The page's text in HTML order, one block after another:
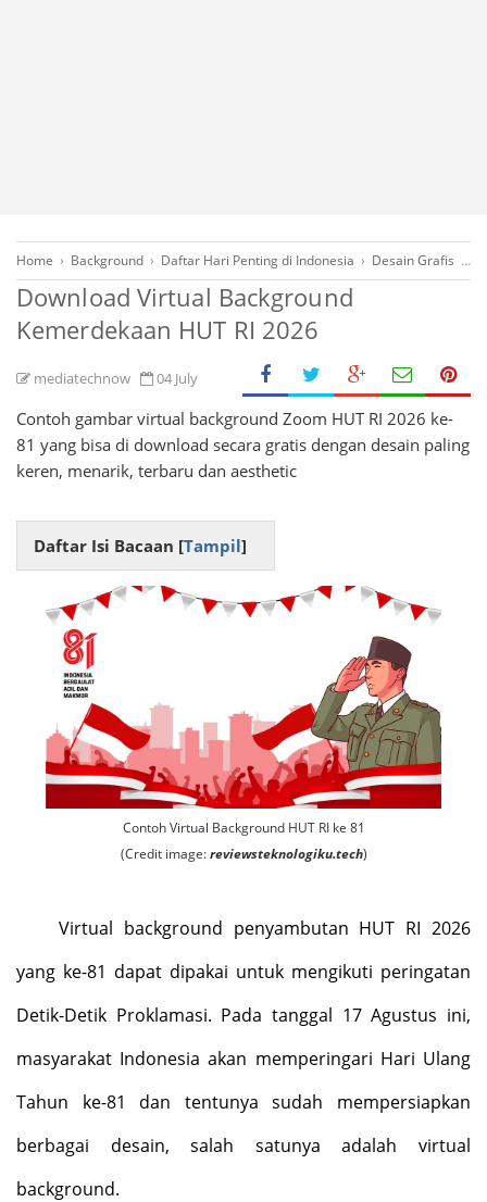
Home › Background › Daftar Hari Penting di Indonesia › Desain Grafis
Download Virtual Background
Kemerdekaan HUT RI 2026
mediatechnow 04 July
Contoh gambar virtual background Zoom HUT RI 2026 ke-
81 yang bisa di download secara gratis dengan desain paling
keren, menarik, terbaru dan aesthetic
Daftar Isi Bacaan [Tampil]
Contoh Virtual Background HUT RI ke 81
(Credit image:reviewsteknologiku.tech)
Virtual background penyambutan HUT RI 2026
yang ke-81 dapat dipakai untuk mengikuti peringatan
Detik-Detik Proklamasi. Pada tanggal 17 Agustus ini,
masyarakat Indonesia akan memperingari Hari Ulang
Tahun ke-81 dan tentunya sudah mempersiapkan
berbagai desain, salah satunya adalah virtual
background.